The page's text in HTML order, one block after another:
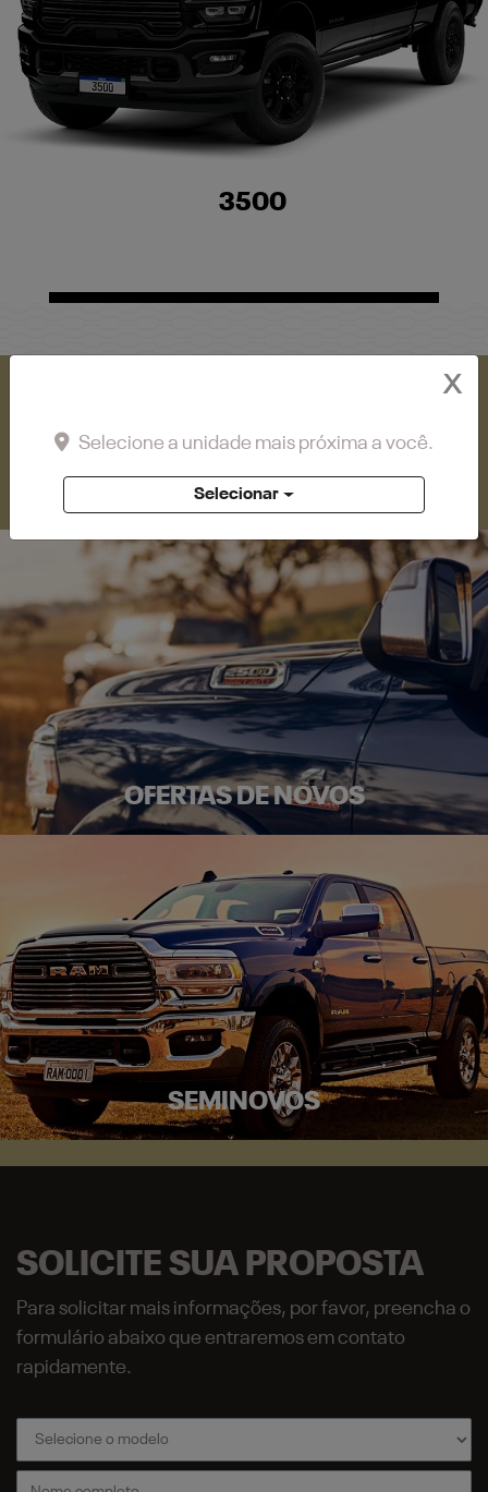
3500
A RAM SAN MARCO TEM AS
MELHORES OFERTAS PARA VOCÊ
OFERTAS DE NOVOS
SEMINOVOS
SOLICITE SUA PROPOSTA
Para solicitar mais informações, por favor, preencha o
formulário abaixo que entraremos em contato
rapidamente.
X
Selecione a unidade mais próxima a você.
Selecionar